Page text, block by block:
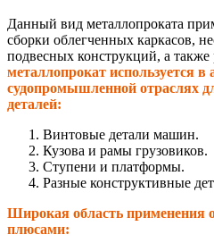
Данный вид металлопроката
сборки облегченных каркасов,
подвесных конструкций, а
металлопрокат используется в
судопромышленной отраслях
деталей:
Винтовые детали машин.
Кузова и рамы грузовиков.
Ступени и платформы.
Разные конструктивные
Широкая область применения
плюсами: